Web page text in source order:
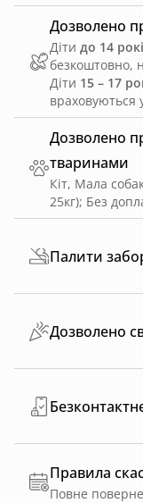
Дозволено
тваринами
Кіт, Мала
25кг); Без
Дозволено
Діти до 14
безкоштовно,
Діти 15 – 17
враховуються
Палити
Дозволено
Правила